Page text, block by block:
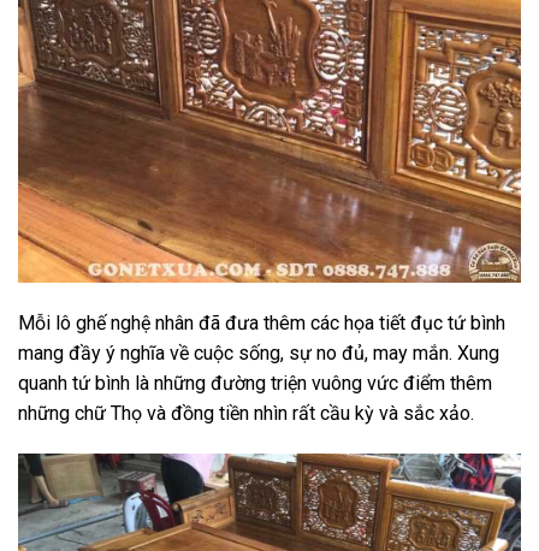
Mỗi lô ghế nghệ nhân đã đưa thêm các họa tiết đục tứ bình
mang đầy ý nghĩa về cuộc sống, sự no đủ, may mắn. Xung
quanh tứ bình là những đường triện vuông vức điểm thêm
những chữ Thọ và đồng tiền nhìn rất cầu kỳ và sắc xảo.